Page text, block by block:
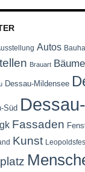
Autos
Brauart Bäume
Dessau-Mildensee
Süd
Fassaden
Kunst